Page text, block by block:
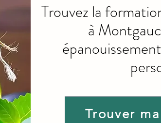
Trouver
Trouvez la
à